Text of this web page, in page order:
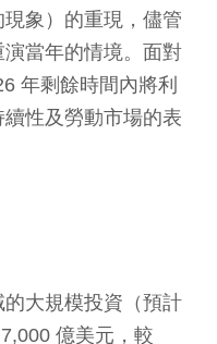
象）的重現，儘管
當年的情境。面對
年剩餘時間內將利
性及勞動市場的表
大規模投資（預計
億美元，較